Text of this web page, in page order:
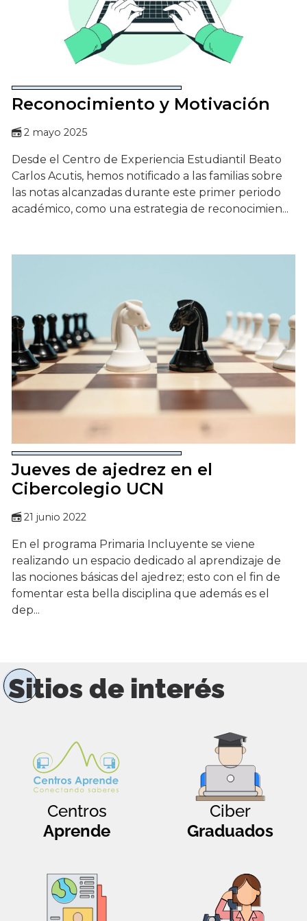
Reconocimiento y Motivación
2 mayo 2025
Desde el Centro de Experiencia Estudiantil Beato
Carlos Acutis, hemos notificado a las familias sobre
las notas alcanzadas durante este primer periodo
académico, como una estrategia de reconocimien...
Jueves de ajedrez en el
Cibercolegio UCN
21 junio 2022
En el programa Primaria Incluyente se viene
realizando un espacio dedicado al aprendizaje de
las nociones básicas del ajedrez; esto con el fin de
fomentar esta bella disciplina que además es el
dep...
Sitios de interés
Centros
Aprende
Ciber
Graduados